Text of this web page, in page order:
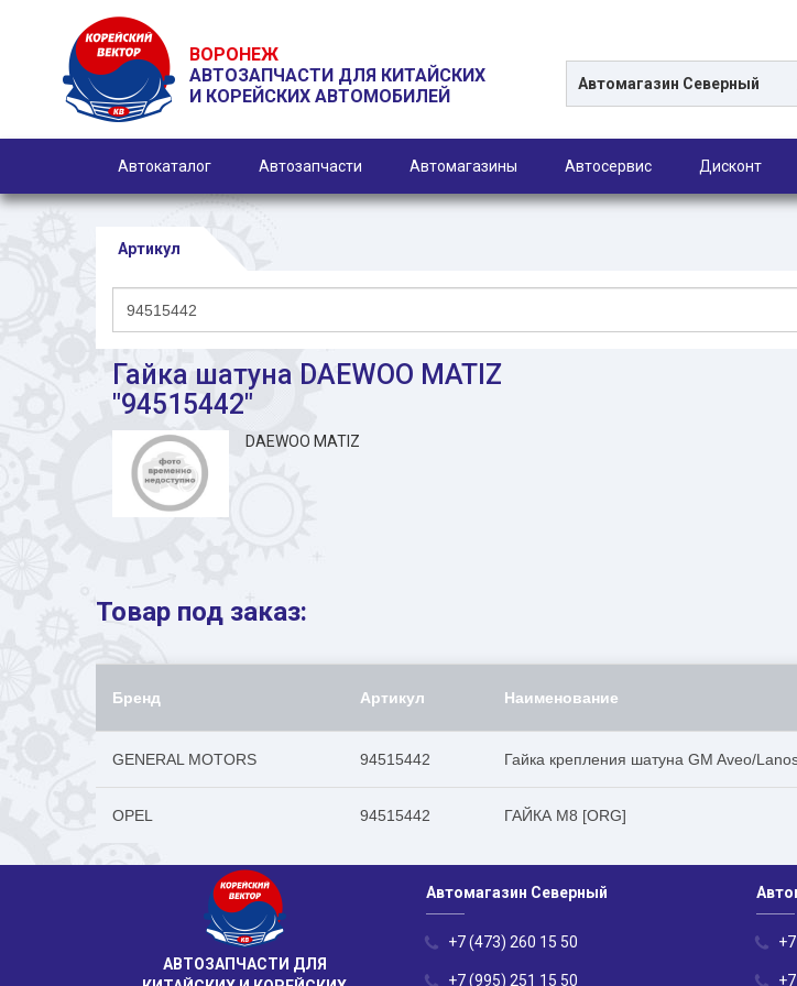
ВОРОНЕЖ
АВТОЗАПЧАСТИ ДЛЯ КИТАЙСКИХ
И КОРЕЙСКИХ АВТОМОБИЛЕЙ
Автомагазин Северный
Автокаталог Автозапчасти Автомагазины Автосервис Дисконт
Артикул
Гайка шатуна DAEWOO MATIZ
"94515442"
DAEWOO MATIZ
Товар под заказ:
Бренд Артикул Наименование
GENERAL MOTORS 94515442 Гайка крепления шатуна GM Aveo/
OPEL 94515442 ГАЙКА М8 [ORG]
АВТОЗАПЧАСТИ ДЛЯ
Автомагазин Северный
+7 (473) 260 15 50
+7 (995) 251 15 50